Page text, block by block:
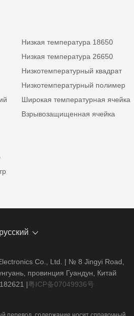
Низкая температура 18650
Низкая температура 26650
Низкотемпературный квадрат
Низкотемпературный полимер
Широкая температурная ячейка
Взрывозащищенная ячейка
русский
Co., Ltd. | № 8 Jingyi Road,
провинция Гуандун, Китай
|粤ICP备07049936号